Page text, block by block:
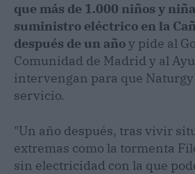
que más de 1.000 niños y
suministro eléctrico en la
después de un añoy pide al
Comunidad de Madrid y al
intervengan para que
servicio.
"Un año después, tras vivir
extremas como la tormenta
sin electricidad con la que